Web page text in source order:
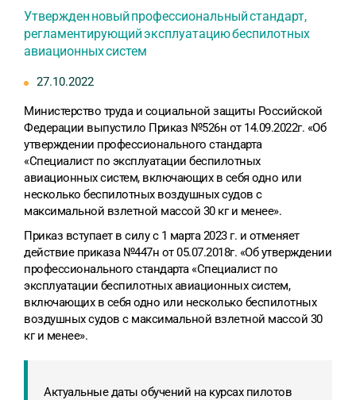
Утвержден новый профессиональный стандарт,
регламентирующий эксплуатацию беспилотных
авиационных систем
27.10.2022
Министерство труда и социальной защиты Российской
Федерации выпустило Приказ №526н от 14.09.2022г. «Об
утверждении профессионального стандарта
«Специалист по эксплуатации беспилотных
авиационных систем, включающих в себя одно или
несколько беспилотных воздушных судов с
максимальной взлетной массой 30 кг и менее».
Приказ вступает в силу с 1 марта 2023 г. и отменяет
действие приказа №447н от 05.07.2018г. «Об утверждении
профессионального стандарта «Специалист по
эксплуатации беспилотных авиационных систем,
включающих в себя одно или несколько беспилотных
воздушных судов с максимальной взлетной массой 30
кг и менее».
Актуальные даты обучений на курсах пилотов